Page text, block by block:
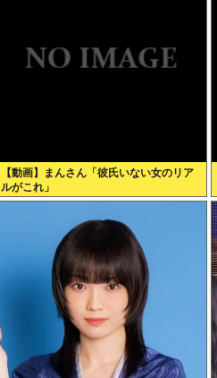
【動画】まんさん「彼氏いない女のリア
ルがこれ」